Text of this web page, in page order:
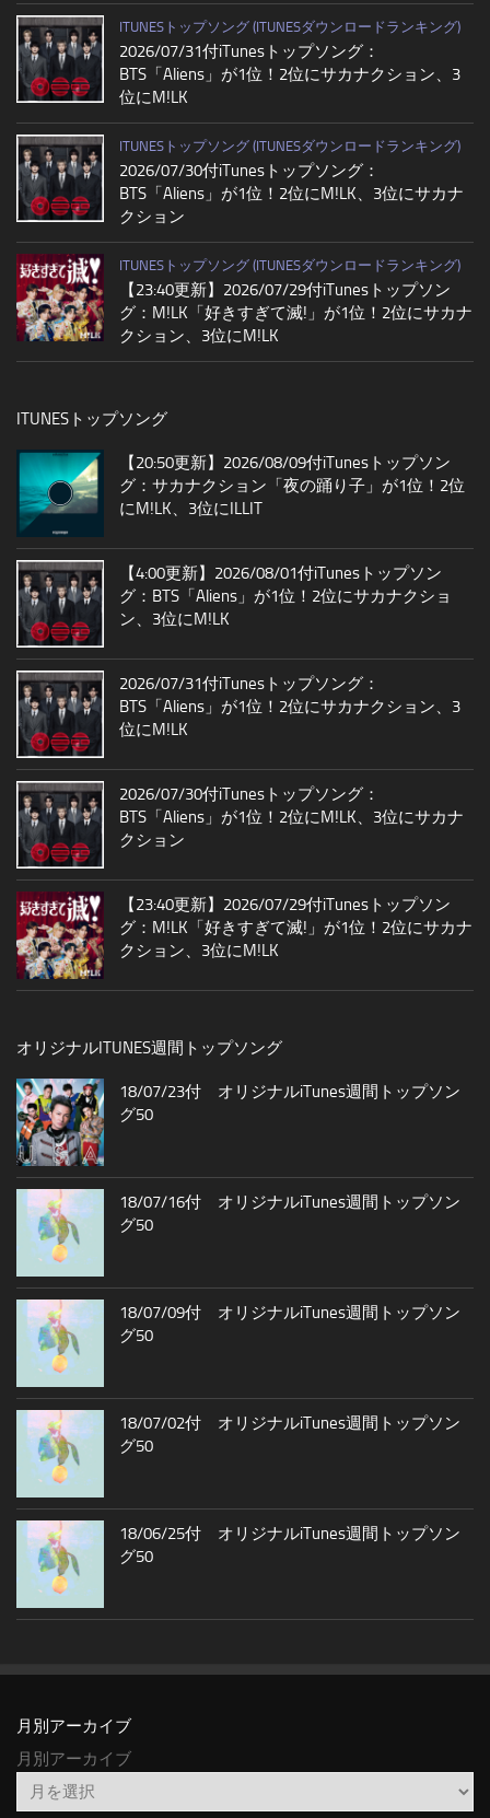
ITUNESトップソング (ITUNESダウンロードランキング)
2026/07/31付iTunesトップソング：
BTS「Aliens」が1位！2位にサカナクション、3
位にM!LK
ITUNESトップソング (ITUNESダウンロードランキング)
2026/07/30付iTunesトップソング：
BTS「Aliens」が1位！2位にM!LK、3位にサカナ
クション
ITUNESトップソング (ITUNESダウンロードランキング)
【23:40更新】2026/07/29付iTunesトップソン
グ：M!LK「好きすぎて滅!」が1位！2位にサカナ
クション、3位にM!LK
ITUNESトップソング
【20:50更新】2026/08/09付iTunesトップソン
グ：サカナクション「夜の踊り子」が1位！2位
にM!LK、3位にILLIT
【4:00更新】2026/08/01付iTunesトップソン
グ：BTS「Aliens」が1位！2位にサカナクショ
ン、3位にM!LK
2026/07/31付iTunesトップソング：
BTS「Aliens」が1位！2位にサカナクション、3
位にM!LK
2026/07/30付iTunesトップソング：
BTS「Aliens」が1位！2位にM!LK、3位にサカナ
クション
【23:40更新】2026/07/29付iTunesトップソン
グ：M!LK「好きすぎて滅!」が1位！2位にサカナ
クション、3位にM!LK
オリジナルITUNES週間トップソング
18/07/23付 オリジナルiTunes週間トップソン
グ50
18/07/16付 オリジナルiTunes週間トップソン
グ50
18/07/09付 オリジナルiTunes週間トップソン
グ50
18/07/02付 オリジナルiTunes週間トップソン
グ50
18/06/25付 オリジナルiTunes週間トップソン
グ50
月別アーカイブ
月別アーカイブ